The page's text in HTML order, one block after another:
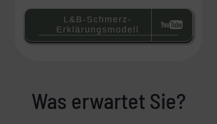
L&B-Schmerz-
Erklärungsmodell
Was erwartet Sie?